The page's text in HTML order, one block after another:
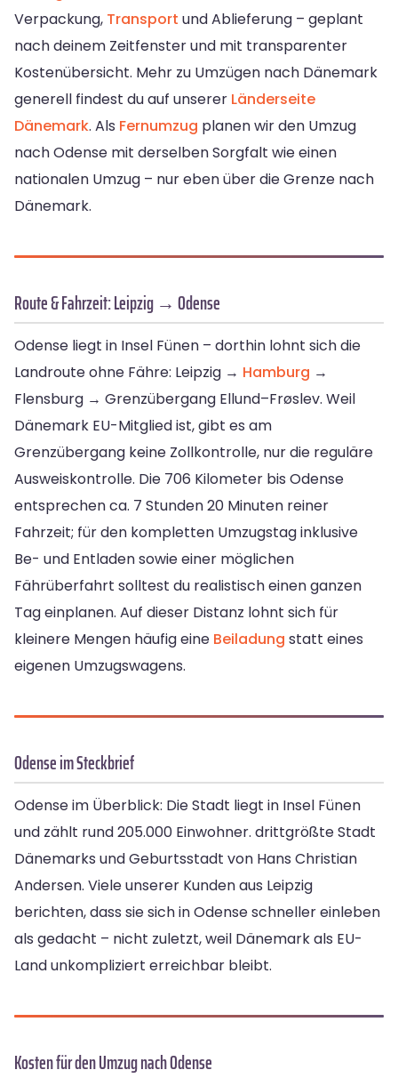
Verpackung, Transport und Ablieferung – geplant
nach deinem Zeitfenster und mit transparenter
Kostenübersicht. Mehr zu Umzügen nach Dänemark
generell findest du auf unserer Länderseite
Dänemark. Als Fernumzug planen wir den Umzug
nach Odense mit derselben Sorgfalt wie einen
nationalen Umzug – nur eben über die Grenze nach
Dänemark.
Route & Fahrzeit: Leipzig → Odense
Odense liegt in Insel Fünen – dorthin lohnt sich die
Landroute ohne Fähre: Leipzig → Hamburg →
Flensburg → Grenzübergang Ellund–Frøslev. Weil
Dänemark EU-Mitglied ist, gibt es am
Grenzübergang keine Zollkontrolle, nur die reguläre
Ausweiskontrolle. Die 706 Kilometer bis Odense
entsprechen ca. 7 Stunden 20 Minuten reiner
Fahrzeit; für den kompletten Umzugstag inklusive
Be- und Entladen sowie einer möglichen
Fährüberfahrt solltest du realistisch einen ganzen
Tag einplanen. Auf dieser Distanz lohnt sich für
kleinere Mengen häufig eine Beiladung statt eines
eigenen Umzugswagens.
Odense im Steckbrief
Odense im Überblick: Die Stadt liegt in Insel Fünen
und zählt rund 205.000 Einwohner. drittgrößte Stadt
Dänemarks und Geburtsstadt von Hans Christian
Andersen. Viele unserer Kunden aus Leipzig
berichten, dass sie sich in Odense schneller einleben
als gedacht – nicht zuletzt, weil Dänemark als EU-
Land unkompliziert erreichbar bleibt.
Kosten für den Umzug nach Odense